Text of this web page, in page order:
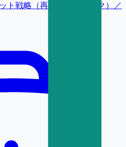
ト戦略（再生プラスチック）／